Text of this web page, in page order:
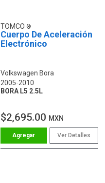
TOMCO
Cuerpo De Aceleración
Electrónico
Volkswagen Bora
2005-2010
BORA L5 2.5L
$2,695.00 MXN
Ver Detalles